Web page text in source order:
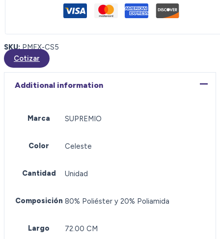
SKU: PMEX-CS5
Cotizar
Additional information
Marca SUPREMIO
Color Celeste
Cantidad Unidad
Composición 80% Poliéster y 20% Poliamida
Largo 72.00 CM